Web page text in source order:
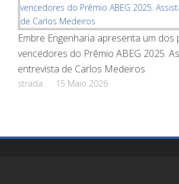
Embre Engenharia apresenta um dos
vencedores do Prêmio ABEG 2025.
entrevista de Carlos Medeiros
strada 15 Maio 2026